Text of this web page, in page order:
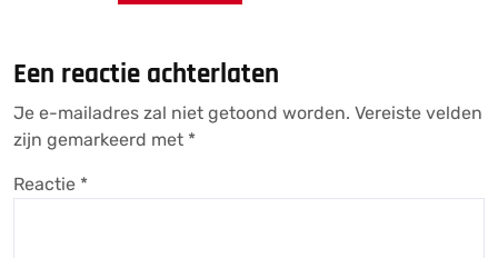
Een reactie achterlaten
Je e-mailadres zal niet getoond worden. Vereiste velden
zijn gemarkeerd met *
Reactie *